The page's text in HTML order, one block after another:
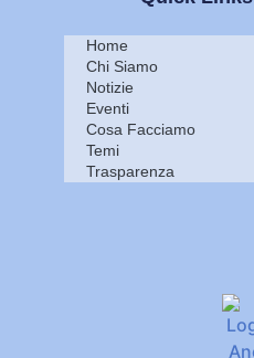
Home
Chi Siamo
Notizie
Eventi
Cosa Facciamo
Temi
Trasparenza